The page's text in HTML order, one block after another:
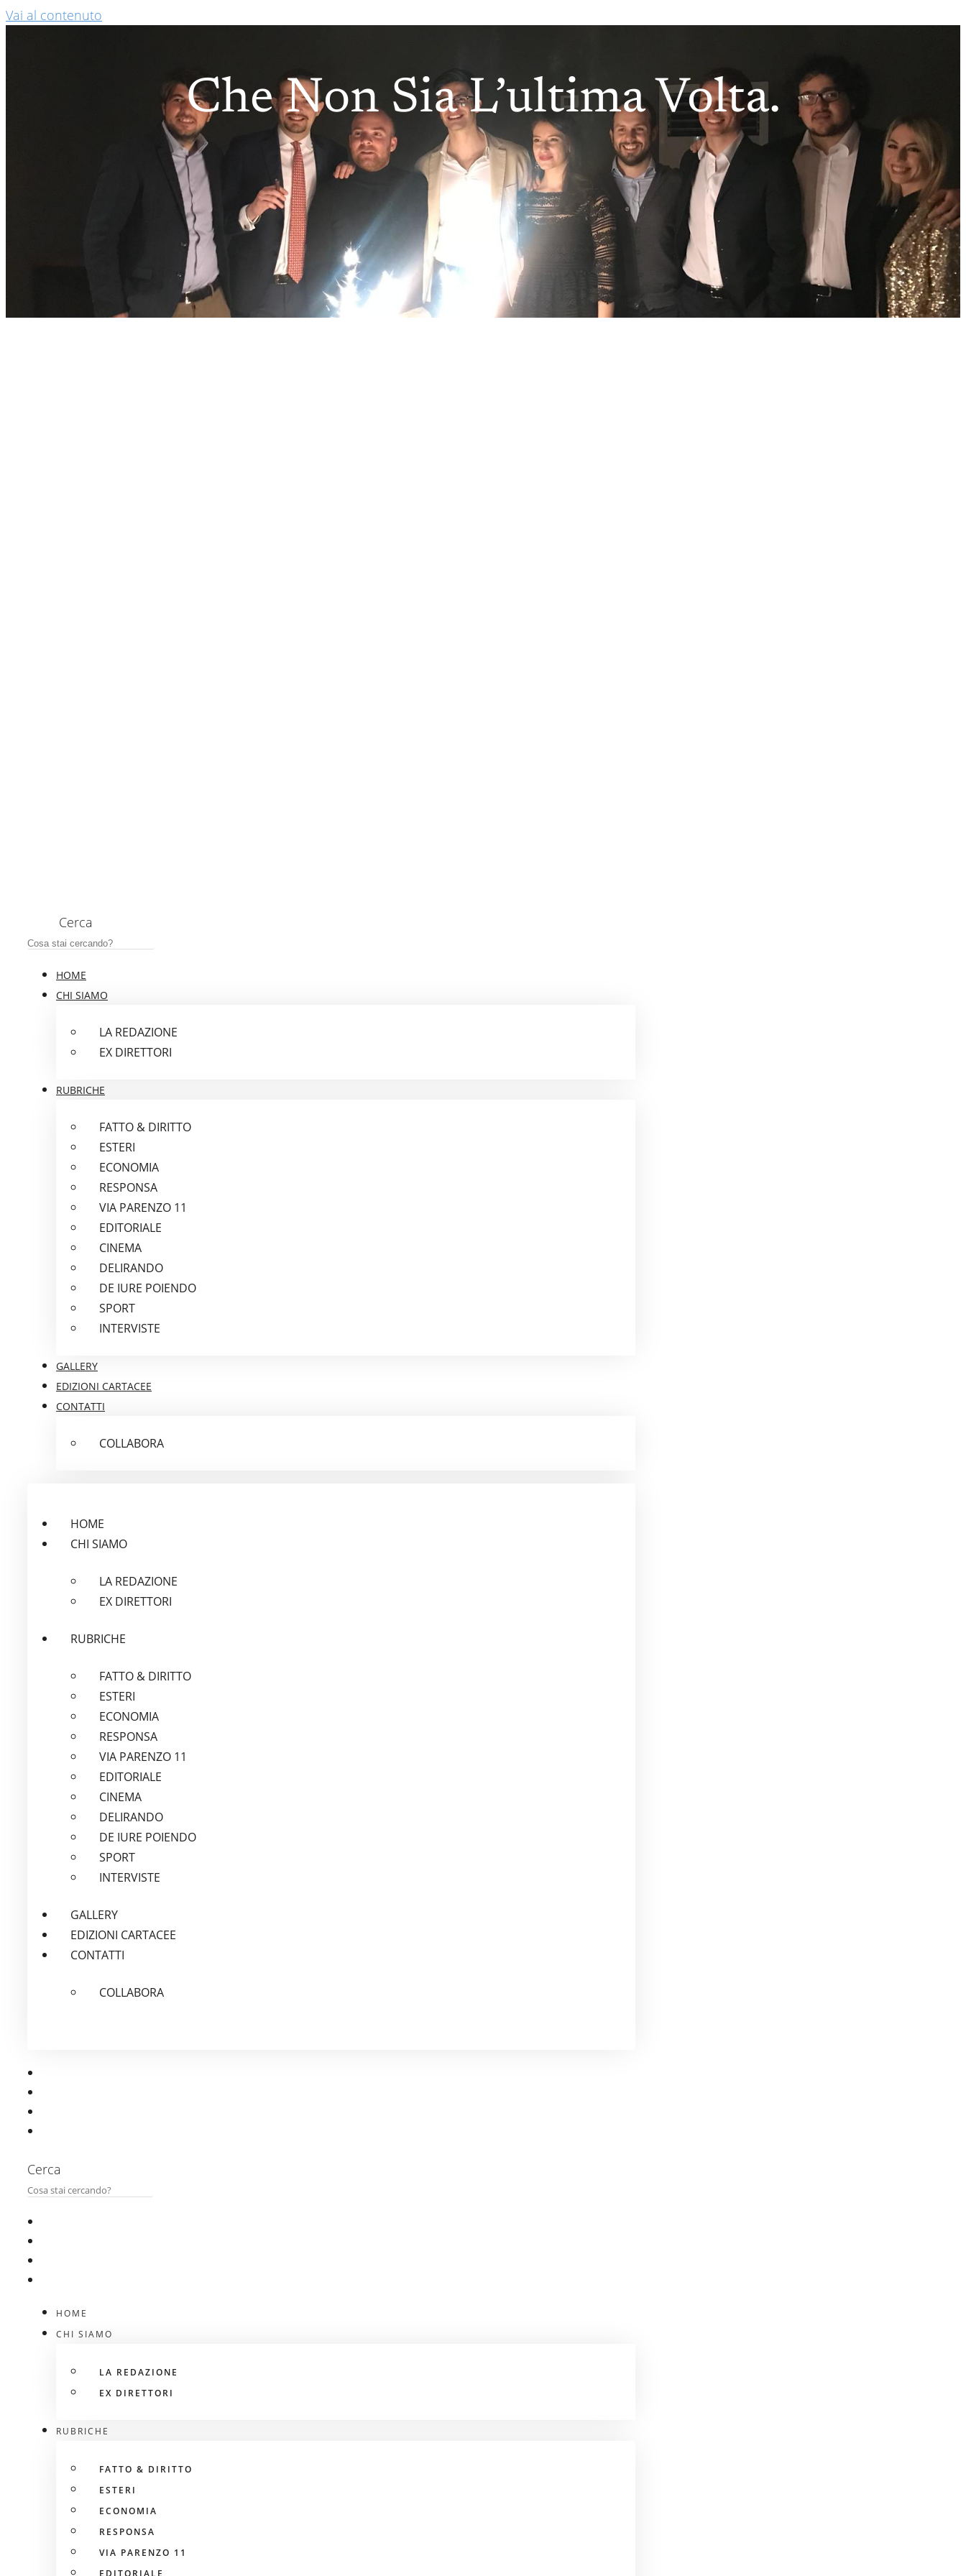
Vai al contenuto
Che Non Sia L’ultima Volta.
Cerca
HOME
CHI SIAMO
LA REDAZIONE
EX DIRETTORI
RUBRICHE
FATTO & DIRITTO
ESTERI
ECONOMIA
RESPONSA
VIA PARENZO 11
EDITORIALE
CINEMA
DELIRANDO
DE IURE POIENDO
SPORT
INTERVISTE
GALLERY
EDIZIONI CARTACEE
CONTATTI
COLLABORA
HOME
CHI SIAMO
LA REDAZIONE
EX DIRETTORI
RUBRICHE
FATTO & DIRITTO
ESTERI
ECONOMIA
RESPONSA
VIA PARENZO 11
EDITORIALE
CINEMA
DELIRANDO
DE IURE POIENDO
SPORT
INTERVISTE
GALLERY
EDIZIONI CARTACEE
CONTATTI
COLLABORA
Cerca
HOME
CHI SIAMO
LA REDAZIONE
EX DIRETTORI
RUBRICHE
FATTO & DIRITTO
ESTERI
ECONOMIA
RESPONSA
VIA PARENZO 11
EDITORIALE